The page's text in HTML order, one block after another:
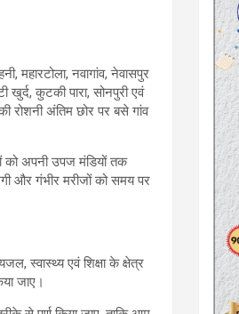
महारटोला, नवागांव, नेवासपुर
कुटकी पारा, सोनपुरी एवं
रोशनी अंतिम छोर पर बसे गांव
को अपनी उपज मंडियों तक
और गंभीर मरीजों को समय पर
स्वास्थ्य एवं शिक्षा के क्षेत्र
जाए।